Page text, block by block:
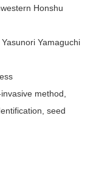
Honshu
Yamaguchi
method,
seed